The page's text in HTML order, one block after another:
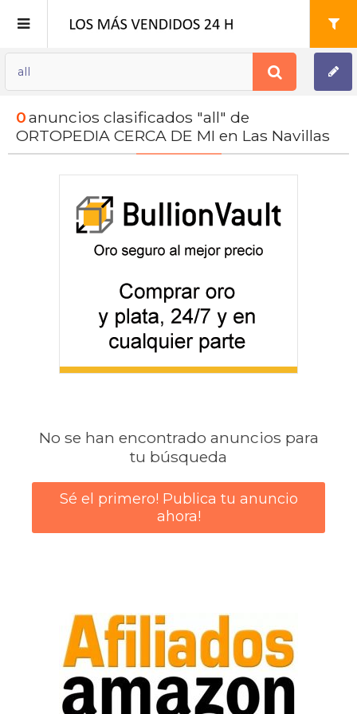
Registro
0anuncios clasificados "all" de
ORTOPEDIA CERCA DE MI en Las Navillas
No se han encontrado anuncios para
tu búsqueda
Sé el primero! Publica tu anuncio
ahora!